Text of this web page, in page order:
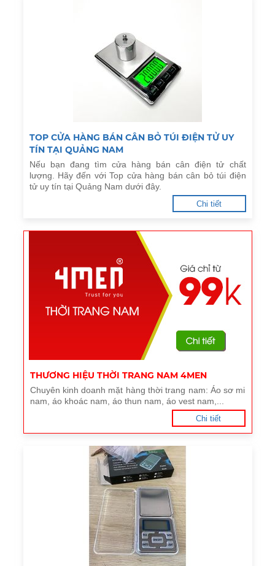
TOP CỬA HÀNG BÁN CÂN BỎ TÚI ĐIỆN TỬ UY
TÍN TẠI QUẢNG NAM
Nếu bạn đang tìm cửa hàng bán cân điện tử chất
lượng. Hãy đến với Top cửa hàng bán cân bỏ túi điện
tử uy tín tại Quảng Nam dưới đây.
Chi tiết
THƯƠNG HIỆU THỜI TRANG NAM 4MEN
Chuyên kinh doanh mặt hàng thời trang nam: Áo sơ mi
nam, áo khoác nam, áo thun nam, áo vest nam,...
Chi tiết